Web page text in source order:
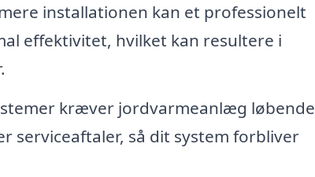
installationen kan et professionelt
effektivitet, hvilket kan resultere i
kræver jordvarmeanlæg løbende
serviceaftaler, så dit system forbliver